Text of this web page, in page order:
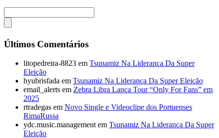
Últimos Comentários
litopedreira-8823 em Tsunamiz Na Liderança Da Super
Eleição
hyubrisfada em Tsunamiz Na Liderança Da Super Eleição
email_alerts em Zebra Libra Lança Tour “Only For Fans” em
2025
rtradegas em Novo Single e Videoclipe dos Portuenses
RimaRussa
ydc.music.management em Tsunamiz Na Liderança Da Super
Eleição